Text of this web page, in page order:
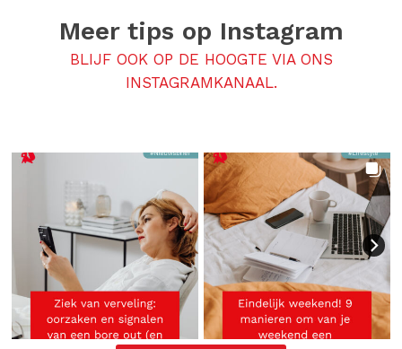
Meer tips op Instagram
BLIJF OOK OP DE HOOGTE VIA ONS
INSTAGRAMKANAAL.